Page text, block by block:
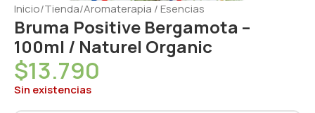
Inicio/Tienda/Aromaterapia / Esencias
Bruma Positive Bergamota –
100ml / Naturel Organic
$13.790
Sin existencias